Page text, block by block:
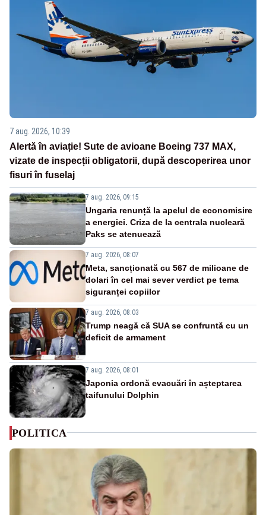
7 aug. 2026, 10:39
Alertă în aviație! Sute de avioane Boeing 737 MAX,
vizate de inspecții obligatorii, după descoperirea unor
fisuri în fuselaj
7 aug. 2026, 09:15
Ungaria renunță la apelul de economisire
a energiei. Criza de la centrala nucleară
Paks se atenuează
7 aug. 2026, 08:07
Meta, sancționată cu 567 de milioane de
dolari în cel mai sever verdict pe tema
siguranței copiilor
7 aug. 2026, 08:03
Trump neagă că SUA se confruntă cu un
deficit de armament
7 aug. 2026, 08:01
Japonia ordonă evacuări în așteptarea
taifunului Dolphin
POLITICA